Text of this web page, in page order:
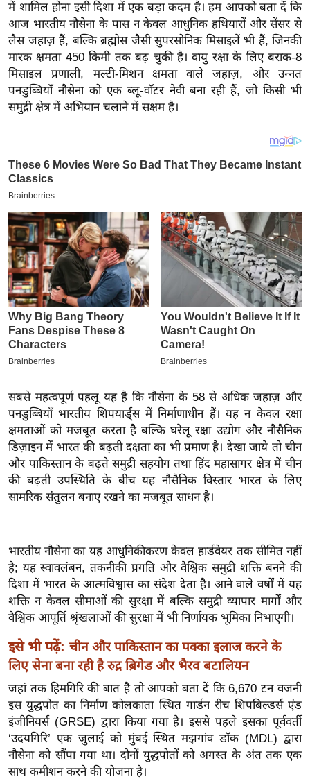
ब
ज
ट
खे
ल
क्रि
I
P
L
2
0
2
6
क्रा
इ
म
ई
प
र
मि
सा
ल
सा
ल
श
ख्सि
त
यं
ग
इं
डि
या
सा
में शामिल होना इसी दिशा में एक बड़ा कदम है। हम आपको बता दें कि
आज भारतीय नौसेना के पास न केवल आधुनिक हथियारों और सेंसर से
लैस जहाज़ हैं, बल्कि ब्रह्मोस जैसी सुपरसोनिक मिसाइलें भी हैं, जिनकी
मारक क्षमता 450 किमी तक बढ़ चुकी है। वायु रक्षा के लिए बराक-8
मिसाइल प्रणाली, मल्टी-मिशन क्षमता वाले जहाज़, और उन्नत
पनडुब्बियाँ नौसेना को एक ब्लू-वॉटर नेवी बना रही हैं, जो किसी भी
समुद्री क्षेत्र में अभियान चलाने में सक्षम है।
सबसे महत्वपूर्ण पहलू यह है कि नौसेना के 58 से अधिक जहाज़ और
पनडुब्बियाँ भारतीय शिपयार्ड्स में निर्माणाधीन हैं। यह न केवल रक्षा
क्षमताओं को मजबूत करता है बल्कि घरेलू रक्षा उद्योग और नौसैनिक
डिज़ाइन में भारत की बढ़ती दक्षता का भी प्रमाण है। देखा जाये तो चीन
और पाकिस्तान के बढ़ते समुद्री सहयोग तथा हिंद महासागर क्षेत्र में चीन
की बढ़ती उपस्थिति के बीच यह नौसैनिक विस्तार भारत के लिए
सामरिक संतुलन बनाए रखने का मजबूत साधन है।
भारतीय नौसेना का यह आधुनिकीकरण केवल हार्डवेयर तक सीमित नहीं
है; यह स्वावलंबन, तकनीकी प्रगति और वैश्विक समुद्री शक्ति बनने की
दिशा में भारत के आत्मविश्वास का संदेश देता है। आने वाले वर्षों में यह
शक्ति न केवल सीमाओं की सुरक्षा में बल्कि समुद्री व्यापार मार्गों और
वैश्विक आपूर्ति श्रृंखलाओं की सुरक्षा में भी निर्णायक भूमिका निभाएगी।
इसे भी पढ़ें: चीन और पाकिस्तान का पक्का इलाज करने के
लिए सेना बना रही है रुद्र ब्रिगेड और भैरव बटालियन
जहां तक हिमगिरि की बात है तो आपको बता दें कि 6,670 टन वजनी
इस युद्धपोत का निर्माण कोलकाता स्थित गार्डन रीच शिपबिल्डर्स एंड
इंजीनियर्स (GRSE) द्वारा किया गया है। इससे पहले इसका पूर्ववर्ती
‘उदयगिरि’ एक जुलाई को मुंबई स्थित मझगांव डॉक (MDL) द्वारा
नौसेना को सौंपा गया था। दोनों युद्धपोतों को अगस्त के अंत तक एक
साथ कमीशन करने की योजना है।